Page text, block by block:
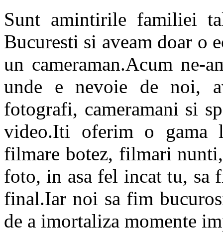
Sunt amintirile familiei
Bucuresti si aveam doar o
un cameraman.Acum ne-
unde e nevoie de noi,
fotografi, cameramani si
video.Iti oferim o gama
filmare botez, filmari
foto, in asa fel incat tu,
final.Iar noi sa fim
de a imortaliza momente